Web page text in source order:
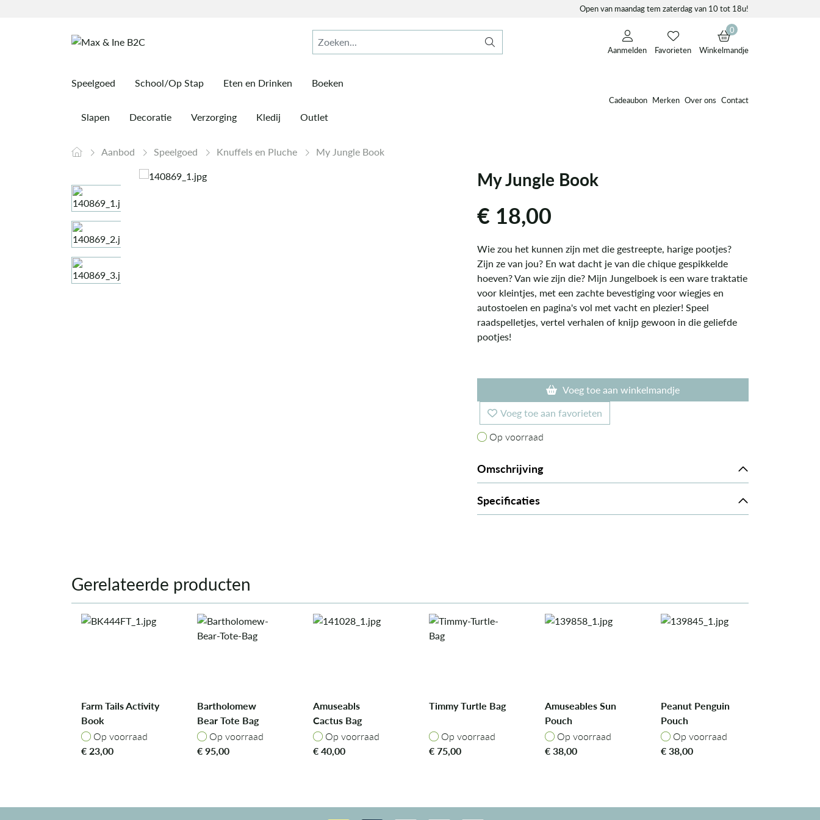
Open van maandag tem zaterdag van 10 tot 18u!
Aanmelden Favorieten
0
Winkelmandje
Speelgoed School/Op Stap Eten en Drinken Boeken
Slapen Decoratie Verzorging Kledij Outlet
Cadeaubon Merken Over ons Contact
Aanbod Speelgoed Knuffels en Pluche My Jungle Book
My Jungle Book
€ 18,00
Wie zou het kunnen zijn met die gestreepte, harige pootjes?
Zijn ze van jou? En wat dacht je van die chique gespikkelde
hoeven? Van wie zijn die? Mijn Jungelboek is een ware traktatie
voor kleintjes, met een zachte bevestiging voor wiegjes en
autostoelen en pagina's vol met vacht en plezier! Speel
raadspelletjes, vertel verhalen of knijp gewoon in die geliefde
pootjes!
Voeg toe aan winkelmandje
Voeg toe aan favorieten
Op voorraad
Op voorraad
Omschrijving
Specificaties
Gerelateerde producten
Farm Tails Activity
Book
Op voorraad
Op voorraad
€23,00
Bartholomew
Bear Tote Bag
Op voorraad
Op voorraad
€95,00
Amuseabls
Cactus Bag
Op voorraad
Op voorraad
€40,00
Timmy Turtle Bag
Op voorraad
Op voorraad
€75,00
Amuseables Sun
Pouch
Op voorraad
Op voorraad
€38,00
Peanut Penguin
Pouch
Op voorraad
Op voorraad
€38,00